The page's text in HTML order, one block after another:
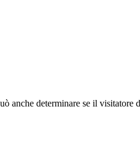
anche determinare se il visitatore